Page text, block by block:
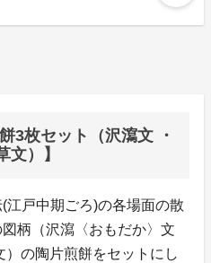
3枚セット（沢瀉文 ・
）】
江戸中期ごろ)の各場面の散
柄（沢瀉〈おもだか〉文
）の陶片煎餅をセットにし